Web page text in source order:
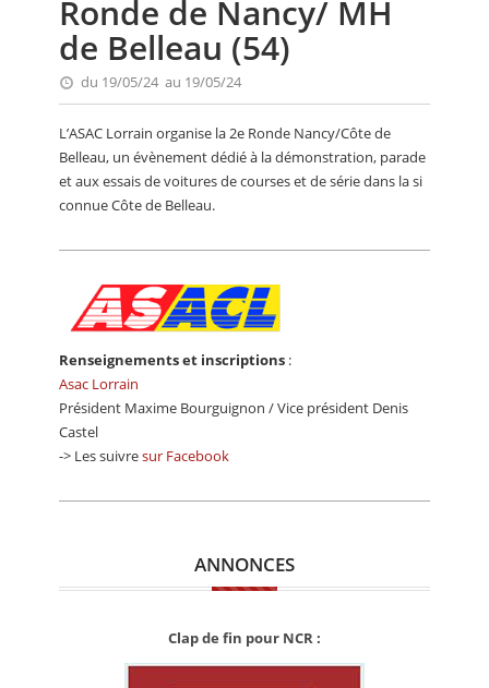
MONTAGNE
EVÈNEMENTS
CALENDRIER
FOCUS
PETITES ANNONCES
Ronde de Nancy/ MH
de Belleau (54)
du 19/05/24 au 19/05/24
L’ASAC Lorrain organise la 2e Ronde Nancy/Côte de
Belleau, un évènement dédié à la démonstration, parade
et aux essais de voitures de courses et de série dans la si
connue Côte de Belleau.
Renseignements et inscriptions :
Asac Lorrain
Président Maxime Bourguignon / Vice président Denis
Castel
-> Les suivresur Facebook
ANNONCES
Clap de fin pour NCR :